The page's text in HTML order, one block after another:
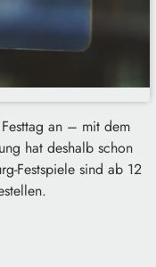
an – mit dem
hat deshalb schon
Festspiele sind ab 12